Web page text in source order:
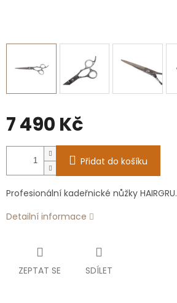
7 490 Kč
Měrná
Přidat do košíku
Profesionální kadeřnické nůžky HAIRGRU.
Detailní informace
ZEPTAT SE SDÍLET